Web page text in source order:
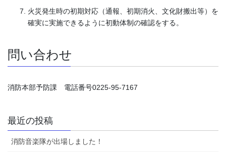
火災発生時の初期対応（通報、初期消火、文化財搬出等）を
確実に実施できるように初動体制の確認をする。
問い合わせ
消防本部予防課 電話番号0225-95-7167
最近の投稿
消防音楽隊が出場しました！